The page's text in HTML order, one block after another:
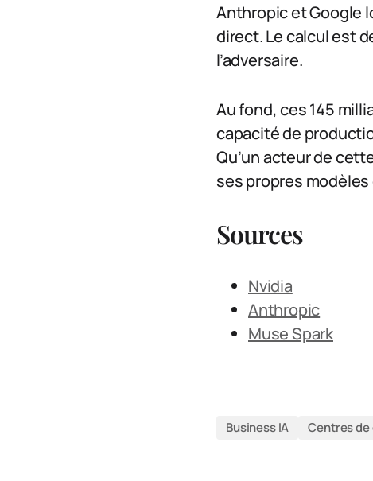
Anthropic et Google
direct. Le calcul est
l’adversaire.
Au fond, ces 145
capacité de
Qu’un acteur de
ses propres modèles
Sources
Nvidia
Anthropic
Muse Spark
Business IA Centres de